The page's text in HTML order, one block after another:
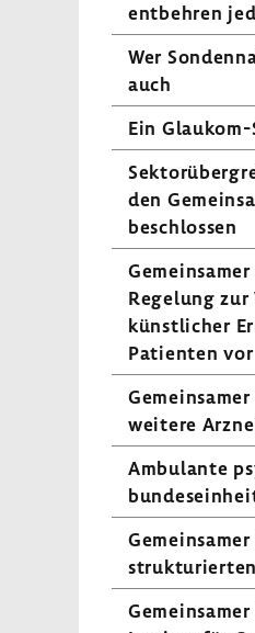
entbehren
Wer
auch
Ein
den
beschlossen
Rege­lung
künst­li­cher
Pati­enten vor
weitere
Ambu­lante